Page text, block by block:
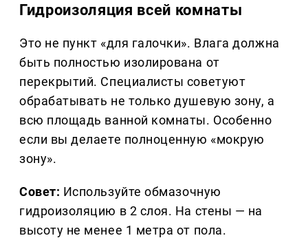
Гидроизоляция всей комнаты
Это не пункт «для галочки». Влага должна
быть полностью изолирована от
перекрытий. Специалисты советуют
обрабатывать не только душевую зону, а
всю площадь ванной комнаты. Особенно
если вы делаете полноценную «мокрую
зону».
Совет: Используйте обмазочную
гидроизоляцию в 2 слоя. На стены — на
высоту не менее 1 метра от пола.